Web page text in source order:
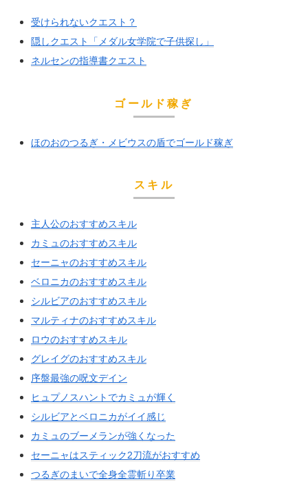
受けられないクエスト？
隠しクエスト「メダル女学院で子供探し」
ネルセンの指導書クエスト
ゴールド稼ぎ
ほのおのつるぎ・メビウスの盾でゴールド稼ぎ
スキル
主人公のおすすめスキル
カミュのおすすめスキル
セーニャのおすすめスキル
ベロニカのおすすめスキル
シルビアのおすすめスキル
マルティナのおすすめスキル
ロウのおすすめスキル
グレイグのおすすめスキル
序盤最強の呪文デイン
ヒュプノスハントでカミュが輝く
シルビアとベロニカがイイ感じ
カミュのブーメランが強くなった
セーニャはスティック2刀流がおすすめ
つるぎのまいで全身全霊斬り卒業